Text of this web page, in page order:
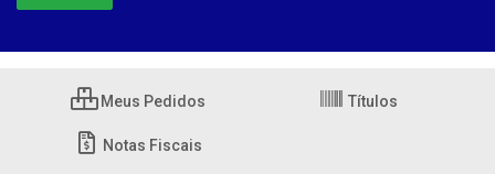
Meus Pedidos Títulos
Notas Fiscais